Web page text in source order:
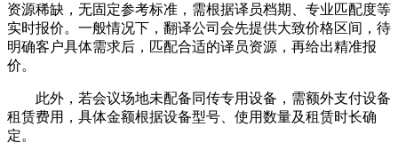
资源稀缺，无固定参考标准，需根据译员档期、专业匹配度等
实时报价。一般情况下，翻译公司会先提供大致价格区间，待
明确客户具体需求后，匹配合适的译员资源，再给出精准报
价。
此外，若会议场地未配备同传专用设备，需额外支付设备
租赁费用，具体金额根据设备型号、使用数量及租赁时长确
定。